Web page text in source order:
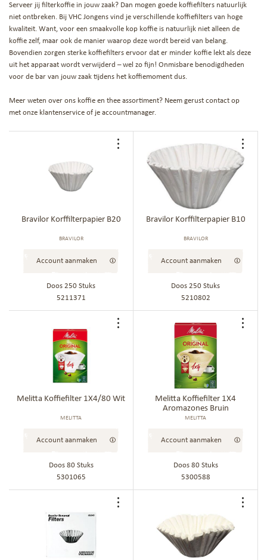
Serveer jij filterkoffie in jouw zaak? Dan mogen goede koffiefilters natuurlijk
niet ontbreken. Bij VHC Jongens vind je verschillende koffiefilters van hoge
kwaliteit. Want, voor een smaakvolle kop koffie is natuurlijk niet alleen de
koffie zelf, maar ook de manier waarop deze wordt bereid van belang.
Bovendien zorgen sterke koffiefilters ervoor dat er minder koffie lekt als deze
uit het apparaat wordt verwijderd – wel zo fijn! Onmisbare benodigdheden
voor de bar van jouw zaak tijdens het koffiemoment dus.
Meer weten over ons koffie en thee assortiment? Neem gerust contact op
met onze klantenservice of je accountmanager.
Bravilor Korffilterpapier B20
BRAVILOR
Account aanmaken
bestellijst
Doos 250 Stuks
5211371
Bravilor Korffilterpapier B10
BRAVILOR
Account aanmaken
Doos 250 Stuks
5210802
Melitta Koffiefilter 1X4/80 Wit
MELITTA
Account aanmaken
bestellijst
Doos 80 Stuks
5301065
Melitta Koffiefilter 1X4
Aromazones Bruin
MELITTA
Account aanmaken
Doos 80 Stuks
5300588